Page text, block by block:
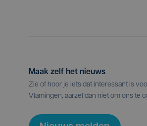
Maak zelf het nieuws
Zie of hoor je iets dat interessant is
Vlamingen, aarzel dan niet om ons te